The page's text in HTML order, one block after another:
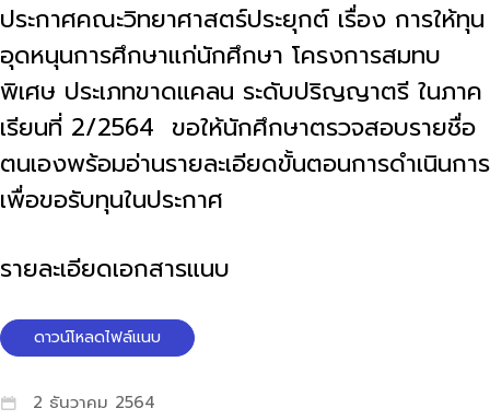
ประกาศคณะวิทยาศาสตร์ประยุกต์ เรื่อง การให้ทุน
อุดหนุนการศึกษาแก่นักศึกษา โครงการสมทบ
พิเศษ ประเภทขาดแคลน ระดับปริญญาตรี ในภาค
เรียนที่ 2/2564 ขอให้นักศึกษาตรวจสอบรายชื่อ
ตนเองพร้อมอ่านรายละเอียดขั้นตอนการดำเนินการ
เพื่อขอรับทุนในประกาศ
รายละเอียดเอกสารแนบ
ดาวน์โหลดไฟล์แนบ
2 ธันวาคม 2564